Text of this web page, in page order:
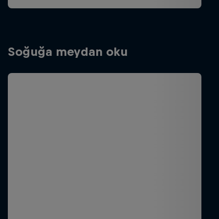
Soğuğa meydan oku